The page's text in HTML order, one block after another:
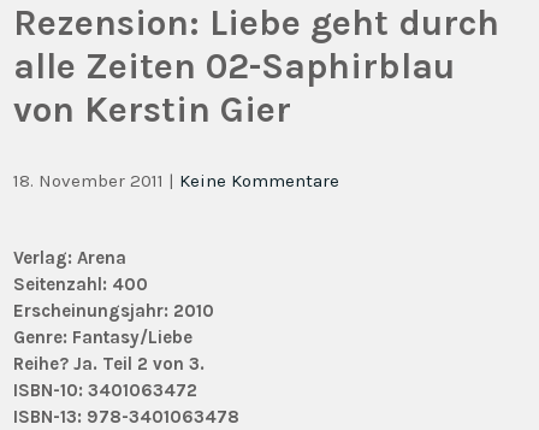
Rezension: Liebe geht durch
alle Zeiten 02-Saphirblau
von Kerstin Gier
18. November 2011 | Keine Kommentare
Verlag: Arena
Seitenzahl: 400
Erscheinungsjahr: 2010
Genre: Fantasy/Liebe
Reihe? Ja. Teil 2 von 3.
ISBN-10: 3401063472
ISBN-13: 978-3401063478